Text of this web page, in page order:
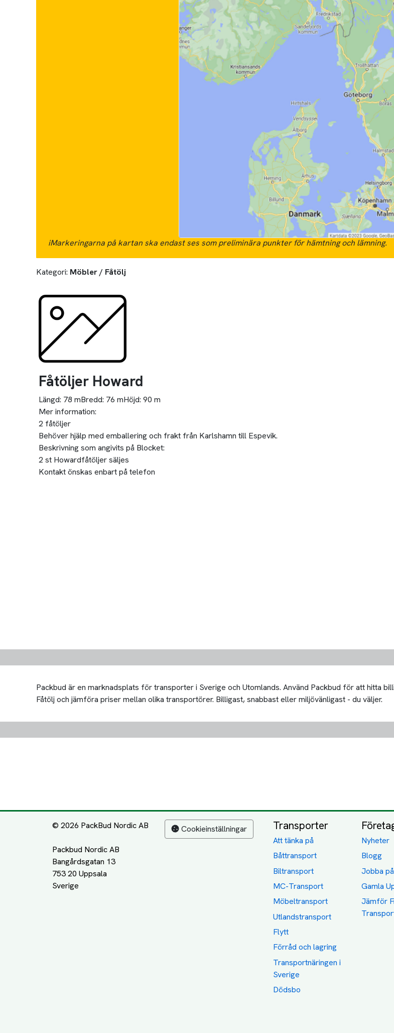
iMarkeringarna på kartan ska endast ses som preliminära punkter för hämtning och lämning.
Kategori: Möbler / Fåtölj
Fåtöljer Howard
Längd: 78 mBredd: 76 mHöjd: 90 m
Mer information:
2 fåtöljer
Behöver hjälp med emballering och frakt från Karlshamn till Espevik.
Beskrivning som angivits på Blocket:
2 st Howardfåtöljer säljes
Kontakt önskas enbart på telefon
Packbud är en marknadsplats för transporter i Sverige och Utomlands. Använd Packbud för att hitta
Fåtölj och jämföra priser mellan olika transportörer. Billigast, snabbast eller miljövänligast - du väljer.
© 2026 PackBud Nordic AB
Packbud Nordic AB
Bangårdsgatan 13
753 20 Uppsala
Cookieinställningar Transporter
Att tänka på
Båttransport
Biltransport
MC-Transport
Möbeltransport
Utlandstransport
Flytt
Förråd och lagring
Transportnäringen i
Sverige
Dödsbo
Nyheter
Blogg
Jobba
Gamla
Jämför